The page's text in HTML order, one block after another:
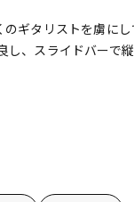
ギタリストを虜に
、スライドバーで